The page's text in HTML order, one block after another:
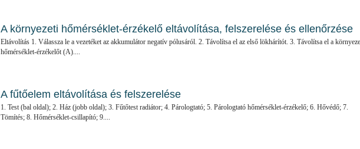
A környezeti hőmérséklet-érzékelő eltávolítása, felszerelése és ellenőrzése
Eltávolítás 1. Válassza le a vezetéket az akkumulátor negatív pólusáról. 2. Távolítsa el az első lökhárítót. 3. Távolítsa el a
hőmérséklet-érzékelőt (A)....
A fűtőelem eltávolítása és felszerelése
1. Test (bal oldal); 2. Ház (jobb oldal); 3. Fűtőtest radiátor; 4. Párologtató; 5. Párologtató hőmérséklet-érzékelő; 6. Hővédő; 7.
Tömítés; 8. Hőmérséklet-csillapító; 9....